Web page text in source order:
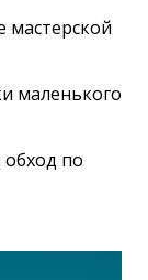
мастерской
маленького
по